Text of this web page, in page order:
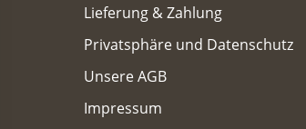
Lieferung & Zahlung
Privatsphäre und Datenschutz
Unsere AGB
Impressum